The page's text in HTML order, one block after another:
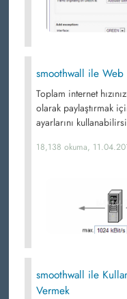
smoothwall ile Web
Toplam internet
olarak paylaştırmak
ayarlarını
18,138 okuma,
smoothwall ile
Vermek